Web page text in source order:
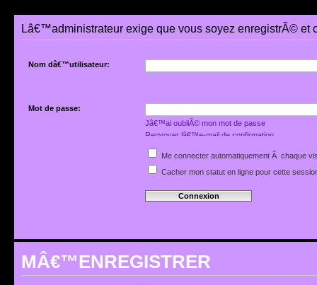
Lâ€™administrateur exige que vous soyez enregistrÃ©
Nom dâ€™utilisateur:
Mot de passe:
Jâ€™ai oubliÃ© mon mot de passe
Renvoyer lâ€™e-mail de confirmation
Me connecter automatiquement Ã chaque
Cacher mon statut en ligne pour cette
MÂ€™ENREGISTRER